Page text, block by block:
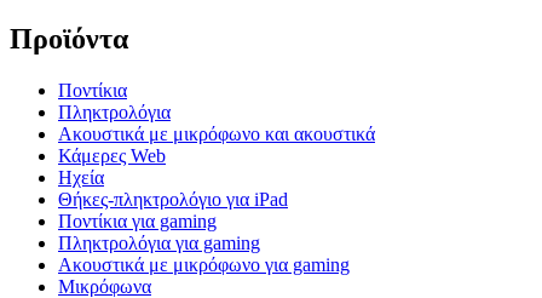
Προϊόντα
Ποντίκια
Πληκτρολόγια
Ακουστικά με μικρόφωνο και ακουστικά
Κάμερες Web
Ηχεία
Θήκες-πληκτρολόγιο για iPad
Ποντίκια για gaming
Πληκτρολόγια για gaming
Ακουστικά με μικρόφωνο για gaming
Μικρόφωνα